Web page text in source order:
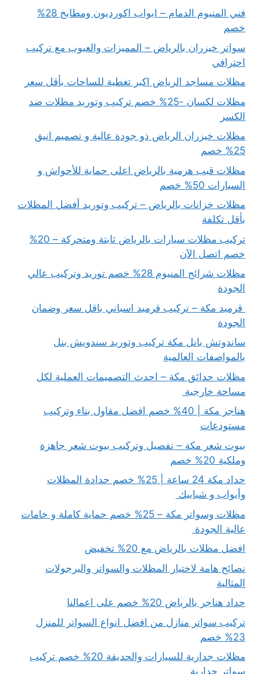
فني المنيوم الدمام – ابواب اكورديون ومطابخ 28%
خصم
سواتر خيزران بالرياض – المميزات والعيوب مع تركيب
احترافي
مظلات مساجد الرياض اكبر تغطية للساحات بأقل سعر
مظلات لكسان -25% خصم تركيب وتوريد مظلات ضد
الكسر
مظلات خيزران الرياض ذو جودة عالية و تصميم انيق
25% خصم
مظلات قبب هرمية بالرياض اعلى حماية للأحواش و
السيارات 50% خصم
مظلات خزانات بالرياض – تركيب وتوريد أفضل المظلات
بأقل تكلفة
تركيب مظلات سيارات بالرياض ثابتة ومتحركة – 20%
خصم اتصل الآن
مظلات شرائح المنيوم 28% خصم توريد وتركيب عالي
الجودة
قرميد مكة – تركيب قرميد اسباني باقل سعر وضمان
الجودة
ساندوتش بانل مكة تركيب وتوريد سندويش بنل
بالمواصفات العالمية
مظلات حدائق مكة – احدث التصميمات العملية لكل
مساحة خارجية
هناجر مكة | 40% خصم افضل مقاول بناء وتركيب
مستودعات
بيوت شعر مكة – تفصيل وتركيب بيوت شعر جاهزة
وملكية 20% خصم
حداد مكة 24 ساعة | 25% خصم حدادة المظلات
وأبواب و شبابيك
مظلات وسواتر مكة – 25% خصم حماية كاملة و خامات
عالية الجودة
افضل مظلات بالرياض مع 20% تخفيض
نصائح هامة لاختيار المظلات والسواتر والبرجولات
المثالية
حداد هناجر بالرياض 20% خصم على اعمالنا
تركيب سواتر منازل من افضل انواع السواتر للمنزل
23% خصم
مظلات جدارية للسيارات والحديقة 20% خصم تركيب
سواتر جدارية